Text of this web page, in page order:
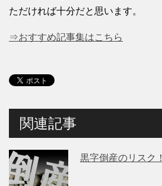
ただければ十分だと思います。
⇒おすすめ記事集はこちら
関連記事
黒字倒産のリスク！